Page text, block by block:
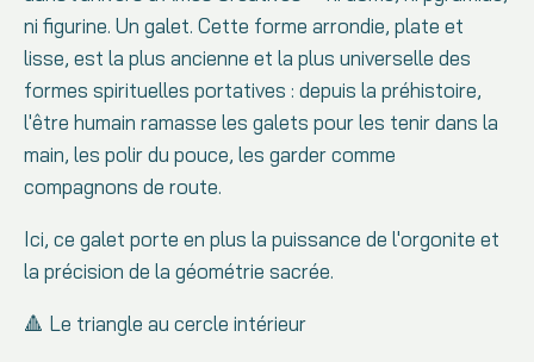
ni figurine. Un galet. Cette forme arrondie, plate et
lisse, est la plus ancienne et la plus universelle des
formes spirituelles portatives : depuis la préhistoire,
l'être humain ramasse les galets pour les tenir dans la
main, les polir du pouce, les garder comme
compagnons de route.
Ici, ce galet porte en plus la puissance de l'orgonite et
la précision de la géométrie sacrée.
🔺 Le triangle au cercle intérieur